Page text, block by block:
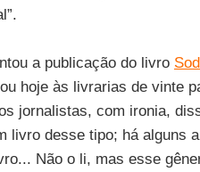
a publicação do livro
hoje às livrarias de vinte
jornalistas, com ironia,
livro desse tipo; há alguns
Não o li, mas esse